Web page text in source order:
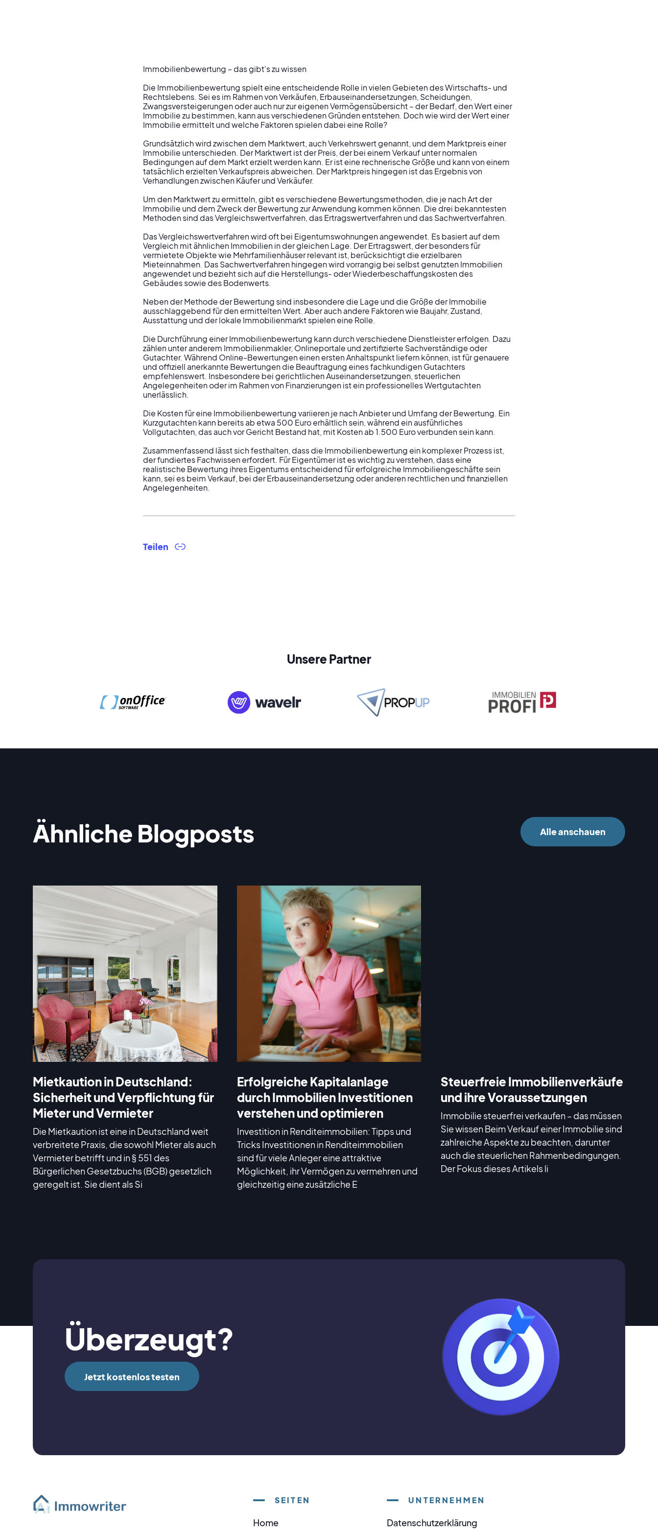
Immobilienbewertung – das gibt's zu wissen
Die Immobilienbewertung spielt eine entscheidende Rolle in vielen Gebieten des Wirtschafts- und
Rechtslebens. Sei es im Rahmen von Verkäufen, Erbauseinandersetzungen, Scheidungen,
Zwangsversteigerungen oder auch nur zur eigenen Vermögensübersicht – der Bedarf, den Wert einer
Immobilie zu bestimmen, kann aus verschiedenen Gründen entstehen. Doch wie wird der Wert einer
Immobilie ermittelt und welche Faktoren spielen dabei eine Rolle?
Grundsätzlich wird zwischen dem Marktwert, auch Verkehrswert genannt, und dem Marktpreis einer
Immobilie unterschieden. Der Marktwert ist der Preis, der bei einem Verkauf unter normalen
Bedingungen auf dem Markt erzielt werden kann. Er ist eine rechnerische Größe und kann von einem
tatsächlich erzielten Verkaufspreis abweichen. Der Marktpreis hingegen ist das Ergebnis von
Verhandlungen zwischen Käufer und Verkäufer.
Um den Marktwert zu ermitteln, gibt es verschiedene Bewertungsmethoden, die je nach Art der
Immobilie und dem Zweck der Bewertung zur Anwendung kommen können. Die drei bekanntesten
Methoden sind das Vergleichswertverfahren, das Ertragswertverfahren und das Sachwertverfahren.
Das Vergleichswertverfahren wird oft bei Eigentumswohnungen angewendet. Es basiert auf dem
Vergleich mit ähnlichen Immobilien in der gleichen Lage. Der Ertragswert, der besonders für
vermietete Objekte wie Mehrfamilienhäuser relevant ist, berücksichtigt die erzielbaren
Mieteinnahmen. Das Sachwertverfahren hingegen wird vorrangig bei selbst genutzten Immobilien
angewendet und bezieht sich auf die Herstellungs- oder Wiederbeschaffungskosten des
Gebäudes sowie des Bodenwerts.
Neben der Methode der Bewertung sind insbesondere die Lage und die Größe der Immobilie
ausschlaggebend für den ermittelten Wert. Aber auch andere Faktoren wie Baujahr, Zustand,
Ausstattung und der lokale Immobilienmarkt spielen eine Rolle.
Die Durchführung einer Immobilienbewertung kann durch verschiedene Dienstleister erfolgen. Dazu
zählen unter anderem Immobilienmakler, Onlineportale und zertifizierte Sachverständige oder
Gutachter. Während Online-Bewertungen einen ersten Anhaltspunkt liefern können, ist für genauere
und offiziell anerkannte Bewertungen die Beauftragung eines fachkundigen Gutachters
empfehlenswert. Insbesondere bei gerichtlichen Auseinandersetzungen, steuerlichen
Angelegenheiten oder im Rahmen von Finanzierungen ist ein professionelles Wertgutachten
unerlässlich.
Die Kosten für eine Immobilienbewertung variieren je nach Anbieter und Umfang der Bewertung. Ein
Kurzgutachten kann bereits ab etwa 500 Euro erhältlich sein, während ein ausführliches
Vollgutachten, das auch vor Gericht Bestand hat, mit Kosten ab 1.500 Euro verbunden sein kann.
Zusammenfassend lässt sich festhalten, dass die Immobilienbewertung ein komplexer Prozess ist,
der fundiertes Fachwissen erfordert. Für Eigentümer ist es wichtig zu verstehen, dass eine
realistische Bewertung ihres Eigentums entscheidend für erfolgreiche Immobiliengeschäfte sein
kann, sei es beim Verkauf, bei der Erbauseinandersetzung oder anderen rechtlichen und finanziellen
Angelegenheiten.
Teilen
Unsere Partner
Ähnliche Blogposts Alle anschauen
Mietkaution in Deutschland:
Sicherheit und Verpflichtung für
Mieter und Vermieter
Die Mietkaution ist eine in Deutschland weit
verbreitete Praxis, die sowohl Mieter als auch
Vermieter betrifft und in § 551 des
Bürgerlichen Gesetzbuchs (BGB) gesetzlich
geregelt ist. Sie dient als Si
Erfolgreiche Kapitalanlage
durch Immobilien Investitionen
verstehen und optimieren
Investition in Renditeimmobilien: Tipps und
Tricks Investitionen in Renditeimmobilien
sind für viele Anleger eine attraktive
Möglichkeit, ihr Vermögen zu vermehren und
gleichzeitig eine zusätzliche E
Steuerfreie Immobilienverkäufe
und ihre Voraussetzungen
Immobilie steuerfrei verkaufen – das müssen
Sie wissen Beim Verkauf einer Immobilie sind
zahlreiche Aspekte zu beachten, darunter
auch die steuerlichen Rahmenbedingungen.
Der Fokus dieses Artikels li
Überzeugt?
Jetzt kostenlos testen
SEITEN
Home
UNTERNEHMEN
Datenschutzerklärung